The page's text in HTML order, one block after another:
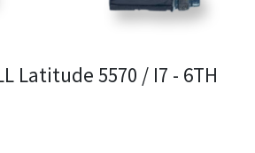
Latitude 5570 / I7 - 6TH